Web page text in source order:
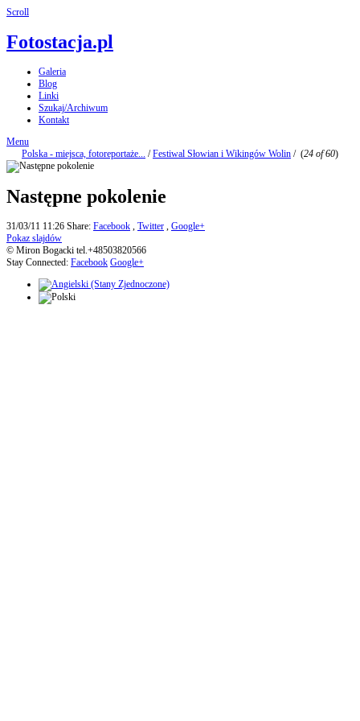
Scroll
Fotostacja.pl
Galeria
Blog
Linki
Szukaj/Archiwum
Kontakt
Menu
Polska - miejsca, fotoreportaże... /Festiwal Słowian i Wikingów Wolin / (24 of 60)
Następne pokolenie
31/03/11 11:26 Share: Facebook , Twitter , Google+
Pokaz slajdów
© Miron Bogacki tel.+48503820566
Stay Connected: Facebook Google+